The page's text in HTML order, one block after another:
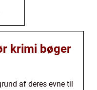
krimi bøger
af deres evne til